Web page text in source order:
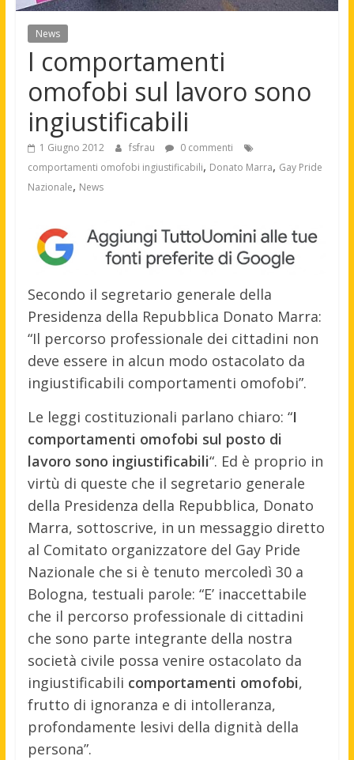
News
I comportamenti
omofobi sul lavoro sono
ingiustificabili
1 Giugno 2012 fsfrau
0 commenti
comportamenti omofobi ingiustificabili, Donato Marra, Gay Pride
Nazionale, News
Secondo il segretario generale della
Presidenza della Repubblica Donato Marra:
“Il percorso professionale dei cittadini non
deve essere in alcun modo ostacolato da
ingiustificabili comportamenti omofobi”.
Le leggi costituzionali parlano chiaro: “I
comportamenti omofobi sul posto di
lavoro sono ingiustificabili“. Ed è proprio in
virtù di queste che il segretario generale
della Presidenza della Repubblica, Donato
Marra, sottoscrive, in un messaggio diretto
al Comitato organizzatore del Gay Pride
Nazionale che si è tenuto mercoledì 30 a
Bologna, testuali parole: “E’ inaccettabile
che il percorso professionale di cittadini
che sono parte integrante della nostra
società civile possa venire ostacolato da
ingiustificabili comportamenti omofobi,
frutto di ignoranza e di intolleranza,
profondamente lesivi della dignità della
persona”.